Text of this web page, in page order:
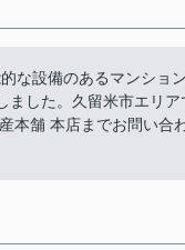
な設備のあるマンショ
ました。久留米市エリア
本舗 本店までお問い合